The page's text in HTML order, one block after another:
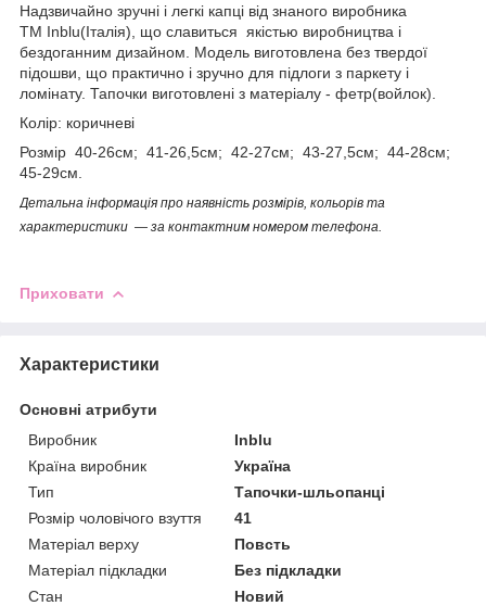
Надзвичайно зручні і легкі капці від знаного виробника
ТМ Inblu(Італія), що славиться якістью виробництва і
бездоганним дизайном. Модель виготовлена без твердої
підошви, що практично і зручно для підлоги з паркету і
ломінату. Тапочки виготовлені з матеріалу - фетр(войлок).
Колір: коричневі
Розмір 40-26см; 41-26,5см; 42-27см; 43-27,5см; 44-28см;
45-29см.
Детальна інформація про наявність розмірів, кольорів та
характеристики — за контактним номером телефона.
Приховати
Характеристики
Основні атрибути
Виробник
Inblu
Країна виробник
Україна
Тип
Тапочки-шльопанці
Розмір чоловічого взуття
41
Матеріал верху
Повсть
Матеріал підкладки
Без підкладки
Стан
Новий